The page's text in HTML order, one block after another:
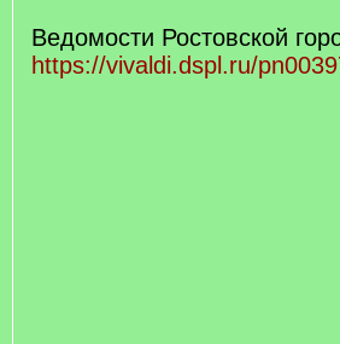
Ведомости Ростовской
https://vivaldi.dspl.ru/